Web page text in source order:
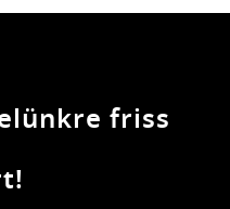
friss